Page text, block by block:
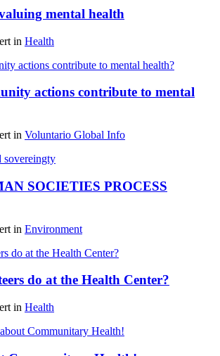
mental health
in Health
actions contribute to mental
in Voluntario Global Info
SOCIETIES PROCESS
in Environment
do at the Health Center?
in Health